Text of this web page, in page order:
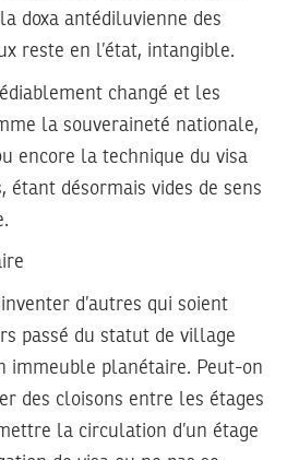
doxa antédiluvienne des
reste en l’état, intangible.
changé et les
la souveraineté nationale,
encore la technique du visa
étant désormais vides de sens
d’autres qui soient
passé du statut de village
immeuble planétaire. Peut-on
des cloisons entre les étages
la circulation d’un étage